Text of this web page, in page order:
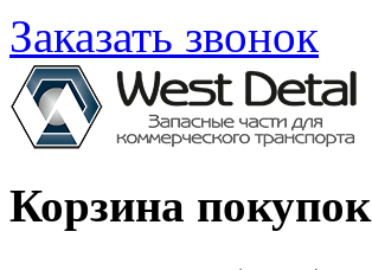
Заказать звонок
Корзина покупок